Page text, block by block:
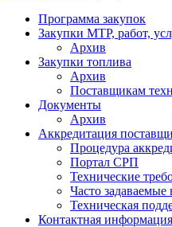
Программа закупок
Закупки МТР, работ,
Архив
Закупки топлива
Архив
Поставщикам
Документы
Архив
Аккредитация
Процедура
Портал СРП
Технические
Часто задаваемые
Техническая
Контактная информация